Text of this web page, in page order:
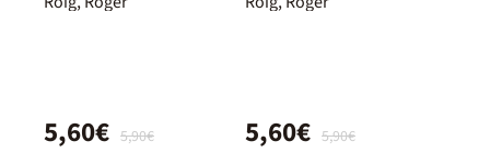
5,90€
5,60€ 5,90€
5,60€